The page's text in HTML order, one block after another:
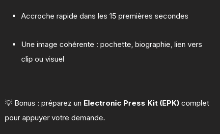
Accroche rapide dans les 15 premières secondes
Une image cohérente : pochette, biographie, lien vers
clip ou visuel
💡 Bonus : préparez un Electronic Press Kit (EPK) complet
pour appuyer votre demande.